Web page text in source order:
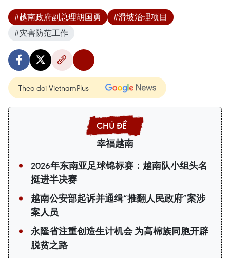
#越南政府副总理胡国勇
#滑坡治理项目
#灾害防范工作
Theo dõi VietnamPlus
幸福越南
2026年东南亚足球锦标赛：越南队小组头名
挺进半决赛
越南公安部起诉并通缉“推翻人民政府”案涉
案人员
永隆省注重创造生计机会 为高棉族同胞开辟
脱贫之路